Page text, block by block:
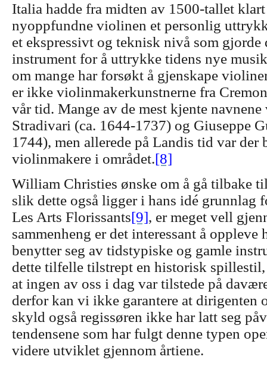
Italia hadde fra midten av 1500-tallet
nyoppfundne violinen et personlig
et ekspressivt og teknisk nivå som
instrument for å uttrykke tidens nye
om mange har forsøkt å gjenskape
er ikke violinmakerkunstnerne fra
vår tid. Mange av de mest kjente
Stradivari (ca. 1644-1737) og Giuseppe
1744), men allerede på Landis tid var der
violinmakere i området.[8]
William Christies ønske om å gå tilbake
slik dette også ligger i hans idé grunnlag
Les Arts Florissants[9], er meget vell
sammenheng er det interessant å oppleve
benytter seg av tidstypiske og gamle
dette tilfelle tilstrept en historisk spillestil,
at ingen av oss i dag var tilstede på
derfor kan vi ikke garantere at dirigenten
skyld også regissøren ikke har latt seg
tendensene som har fulgt denne typen
videre utviklet gjennom årtiene.